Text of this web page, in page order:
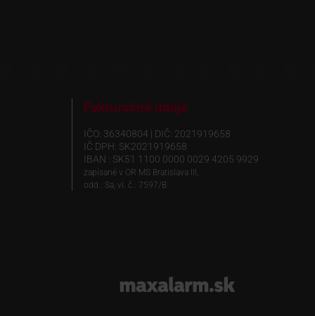
Fakturačné údaje
IČO: 36340804 | DIČ: 2021919658
IČ DPH: SK2021919658
IBAN : SK51 1100 0000 0029 4205 9929
zapísané v OR MS Bratislava III,
odd.: Sa, vl. č.: 7597/B
www.maxalarm.sk